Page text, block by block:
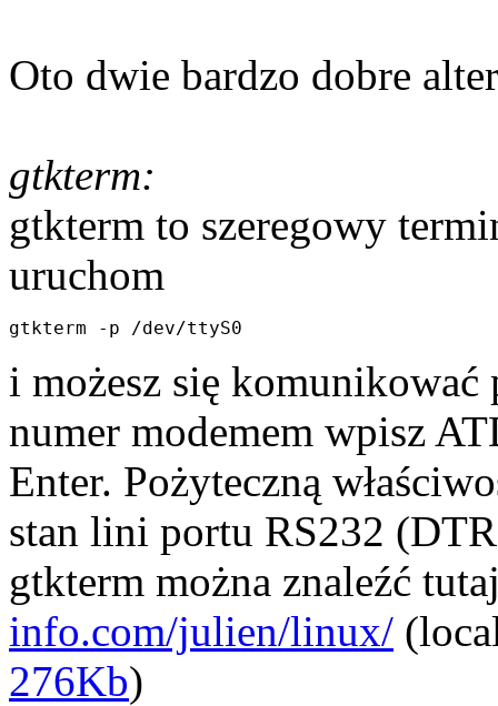
Oto dwie bardzo dobre
gtkterm:
gtkterm to szeregowy
uruchom
i możesz się
numer modemem wpisz
Enter. Pożyteczną
stan lini portu RS232
gtkterm można znaleźć
info.com/julien/linux/
276Kb)